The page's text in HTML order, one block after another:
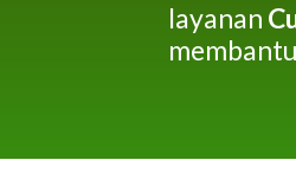
layanan